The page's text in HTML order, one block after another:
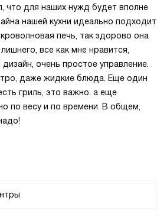
что для наших нужд будет вполне
нашей кухни идеально подходит
печь, так здорово она
все как мне нравится,
очень простое управление.
даже жидкие блюда. Еще один
гриль, это важно. а еще
по весу и по времени. В общем,